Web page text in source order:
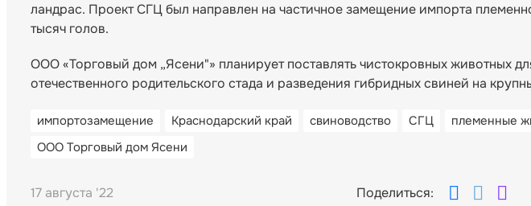
ландрас. Проект СГЦ был направлен на частичное замещение импорта
тысяч голов.
ООО «Торговый дом „Ясени"» планирует поставлять чистокровных животных
отечественного родительского стада и разведения гибридных свиней на
импортозамещение Краснодарский край свиноводство СГЦ племенные
ООО Торговый дом Ясени
17 августа '22 Поделиться: